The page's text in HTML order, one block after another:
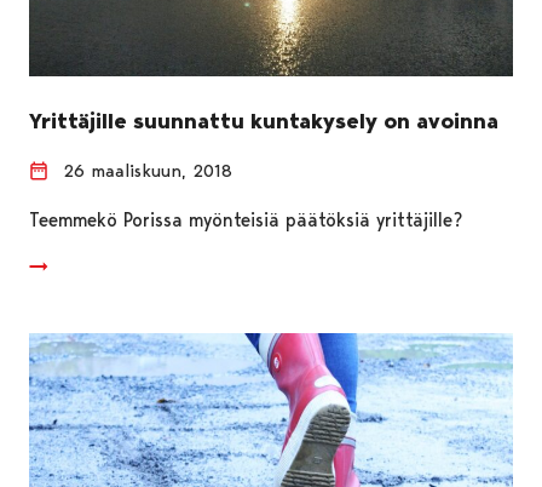
Yrittäjille suunnattu kuntakysely on avoinna
26 maaliskuun, 2018
Teemmekö Porissa myönteisiä päätöksiä yrittäjille?